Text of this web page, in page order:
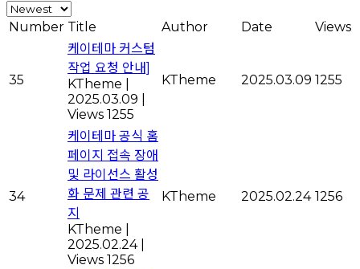
Number Title Author Date Views
35
케이테마 커스텀
작업 요청 안내]
KTheme
2025.03.09
Views 1255
KTheme 2025.03.09 1255
34
케이테마 공식 홈
페이지 접속 장애
및 라이선스 활성
화 문제 관련 공
지
KTheme
2025.02.24
Views 1256
KTheme 2025.02.24 1256